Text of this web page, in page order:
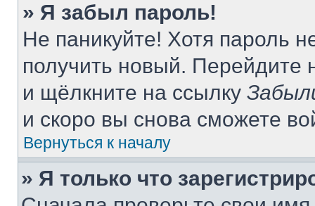
» Я забыл пароль!
Не паникуйте! Хотя пароль
получить новый. Перейдите
и щёлкните на ссылку
и скоро вы снова сможете
Вернуться к началу
» Я только что